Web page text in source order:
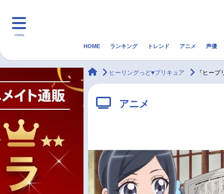
menu
マンガ・ラノベ ゲーム・アプリ
声優記事一覧
HOME ランキング トレンド アニメ 声優
animateTimes
ヒーリングっど♥プリキュア 『ヒー
アニメ